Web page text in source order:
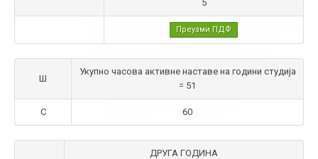
5
Преузми ПДФ
Ш
Укупно часова активне наставе на години студија
= 51
С 60
ДРУГА ГОДИНА